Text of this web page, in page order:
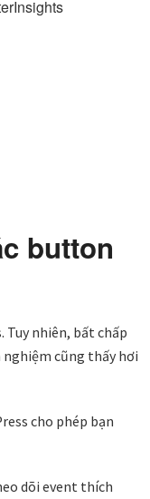
button
nhiên, bất chấp
nghiệm cũng thấy hơi
cho phép bạn
dõi event thích